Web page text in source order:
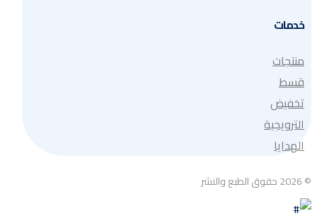
خدمات
منتجات
قسط
تخفيض
الترويجية
الهدايا
© 2026 حقوق الطبع والنشر